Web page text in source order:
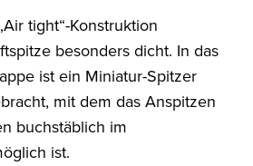
tight“-Konstruktion
besonders dicht. In das
ist ein Miniatur-Spitzer
mit dem das Anspitzen
buchstäblich im
ist.